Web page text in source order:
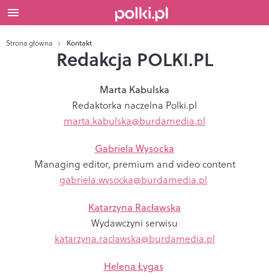
Strona główna Kontakt
Redakcja POLKI.PL
Marta Kabulska
Redaktorka naczelna Polki.pl
marta.kabulska@burdamedia.pl
Gabriela Wysocka
Managing editor, premium and video content
gabriela.wysocka@burdamedia.pl
Katarzyna Racławska
Wydawczyni serwisu
katarzyna.raclawska@burdamedia.pl
Helena Łygas